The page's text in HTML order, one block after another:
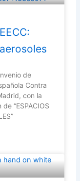
de
Contra
con la
“ESPACIOS